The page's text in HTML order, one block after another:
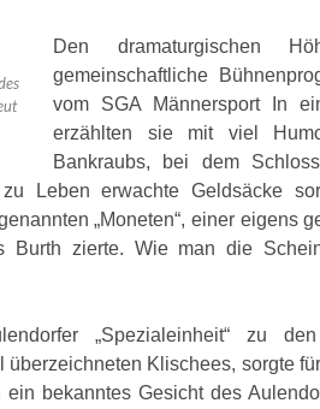
Den dramaturgischen
gemeinschaftliche
vom SGA Männersport In
erzählten sie mit viel
Bankraubs, bei dem
Leben erwachte Geldsäcke
„Moneten“, einer eigens
Burth zierte. Wie man die
„Spezialeinheit“ zu
überzeichneten Klischees, sorgte
bekanntes Gesicht des